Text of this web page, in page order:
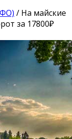
/ На майские
за 17800₽